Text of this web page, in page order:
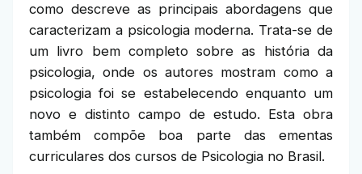
como descreve as principais abordagens que
caracterizam a psicologia moderna. Trata-se de
um livro bem completo sobre as história da
psicologia, onde os autores mostram como a
psicologia foi se estabelecendo enquanto um
novo e distinto campo de estudo. Esta obra
também compõe boa parte das ementas
curriculares dos cursos de Psicologia no Brasil.